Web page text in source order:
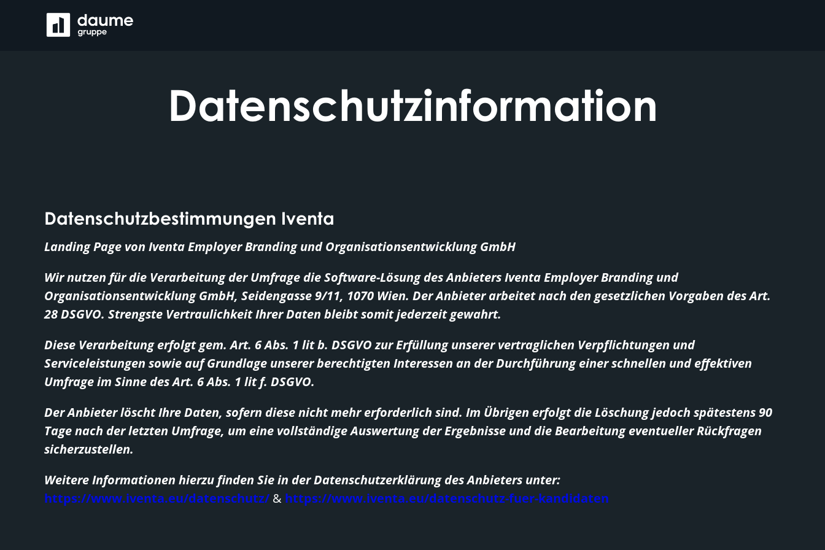
Datenschutzinformation
Datenschutzbestimmungen Iventa
Landing Page von Iventa Employer Branding und Organisationsentwicklung GmbH
Wir nutzen für die Verarbeitung der Umfrage die Software-Lösung des Anbieters Iventa Employer Branding und
Organisationsentwicklung GmbH, Seidengasse 9/11, 1070 Wien. Der Anbieter arbeitet nach den gesetzlichen Vorgaben des Art.
28 DSGVO. Strengste Vertraulichkeit Ihrer Daten bleibt somit jederzeit gewahrt.
Diese Verarbeitung erfolgt gem. Art. 6 Abs. 1 lit b. DSGVO zur Erfüllung unserer vertraglichen Verpflichtungen und
Serviceleistungen sowie auf Grundlage unserer berechtigten Interessen an der Durchführung einer schnellen und effektiven
Umfrage im Sinne des Art. 6 Abs. 1 lit f. DSGVO.
Der Anbieter löscht Ihre Daten, sofern diese nicht mehr erforderlich sind. Im Übrigen erfolgt die Löschung jedoch spätestens 90
Tage nach der letzten Umfrage, um eine vollständige Auswertung der Ergebnisse und die Bearbeitung eventueller Rückfragen
sicherzustellen.
Weitere Informationen hierzu finden Sie in der Datenschutzerklärung des Anbieters unter:
https://www.iventa.eu/datenschutz/ & https://www.iventa.eu/datenschutz-fuer-kandidaten